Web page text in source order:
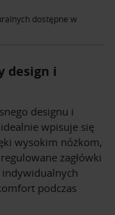
dostępne w
design i
designu i
wpisuje się
wysokim nóżkom,
zagłówki
podczas